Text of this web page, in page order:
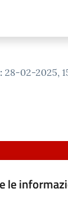
: 28-02-2025,
le